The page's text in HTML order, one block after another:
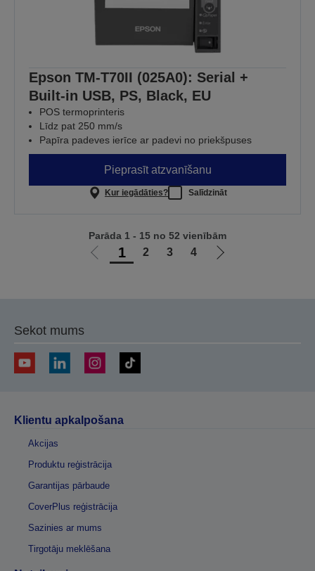
Epson TM-T70II (025A0): Serial +
Built-in USB, PS, Black, EU
POS termoprinteris
Līdz pat 250 mm/s
Papīra padeves ierīce ar padevi no priekšpuses
Pieprasīt atzvanīšanu
Kur iegādāties? Salīdzināt
Iet
1 2 3 4
Iet
Parāda 1 - 15 no 52 vienībām
Sekot mums
Klientu apkalpošana
Akcijas
Produktu reģistrācija
Garantijas pārbaude
CoverPlus reģistrācija
Sazinies ar mums
Tirgotāju meklēšana